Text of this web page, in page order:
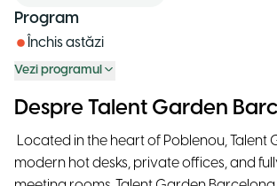
Program
Închis astăzi
Vezi programul
Despre Talent Garden
Located in the heart of Poblenou, Talent
modern hot desks, private offices, and